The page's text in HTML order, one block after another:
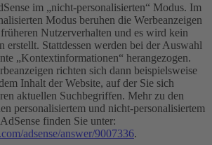
im „nicht-personalisierten“ Modus. Im
Modus beruhen die Werbeanzeigen
Nutzerverhalten und es wird kein
erstellt. Stattdessen werden bei der Auswahl
„Kontextinformationen“ herangezogen.
richten sich dann beispielsweise
Inhalt der Website, auf der Sie sich
aktuellen Suchbegriffen. Mehr zu den
personalisiertem und nicht-personalisiertem
finden Sie unter:
adsense/answer/9007336.